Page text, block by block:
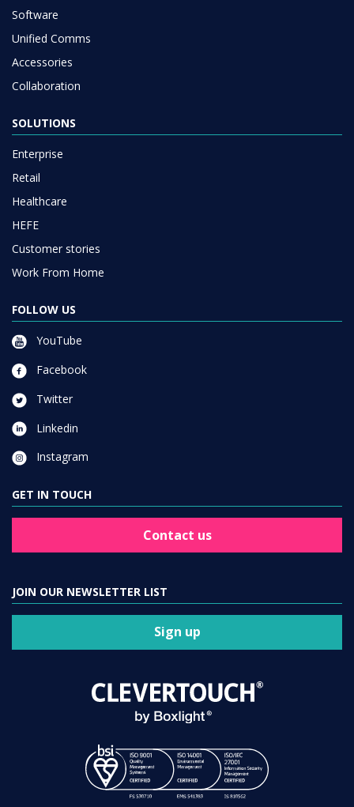
Software
Unified Comms
Accessories
Collaboration
SOLUTIONS
Enterprise
Retail
Healthcare
HEFE
Customer stories
Work From Home
FOLLOW US
YouTube
Facebook
Twitter
Linkedin
Instagram
GET IN TOUCH
Contact us
JOIN OUR NEWSLETTER LIST
Sign up